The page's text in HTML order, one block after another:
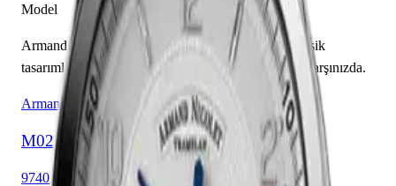
Model
Armand Nicolet saatleri; İsviçre zanaatkarlığı ve klasik
tasarımların buluştuğu kadın ve erkek modelleriyle karşınızda.
Armand Nicolet
M02
9740A-AG-P974MR2